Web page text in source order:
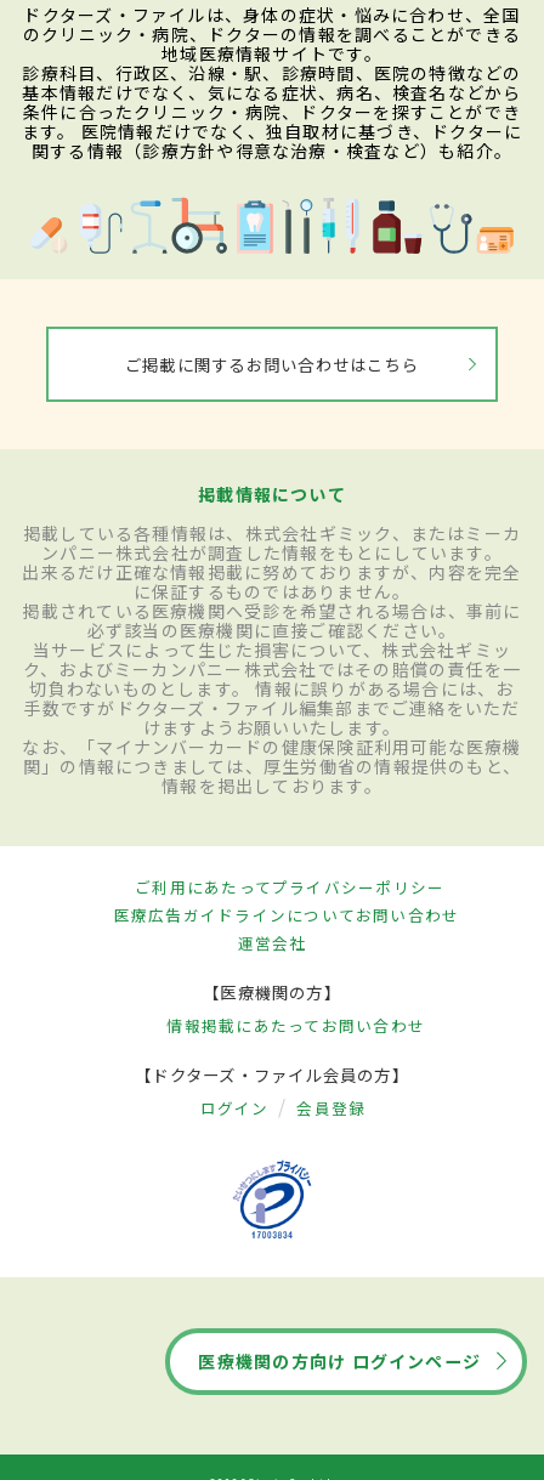
ドクターズ・ファイルは、身体の症状・悩みに合わせ、全国
のクリニック・病院、ドクターの情報を調べることができる
地域医療情報サイトです。
診療科目、行政区、沿線・駅、診療時間、医院の特徴などの
基本情報だけでなく、気になる症状、病名、検査名などから
条件に合ったクリニック・病院、ドクターを探すことができ
ます。 医院情報だけでなく、独自取材に基づき、ドクターに
関する情報（診療方針や得意な治療・検査など）も紹介。
ご掲載に関するお問い合わせはこちら
掲載情報について
掲載している各種情報は、株式会社ギミック、またはミーカ
ンパニー株式会社が調査した情報をもとにしています。
出来るだけ正確な情報掲載に努めておりますが、内容を完全
に保証するものではありません。
掲載されている医療機関へ受診を希望される場合は、事前に
必ず該当の医療機関に直接ご確認ください。
当サービスによって生じた損害について、株式会社ギミッ
ク、およびミーカンパニー株式会社ではその賠償の責任を一
切負わないものとします。 情報に誤りがある場合には、お
手数ですがドクターズ・ファイル編集部までご連絡をいただ
けますようお願いいたします。
なお、「マイナンバーカードの健康保険証利用可能な医療機
関」の情報につきましては、厚生労働省の情報提供のもと、
情報を掲出しております。
ご利用にあたってプライバシーポリシー
医療広告ガイドラインについてお問い合わせ
運営会社
【医療機関の方】
情報掲載にあたって お問い合わせ
【ドクターズ・ファイル会員の方】
ログイン 会員登録
医療機関の方向け ログインページ